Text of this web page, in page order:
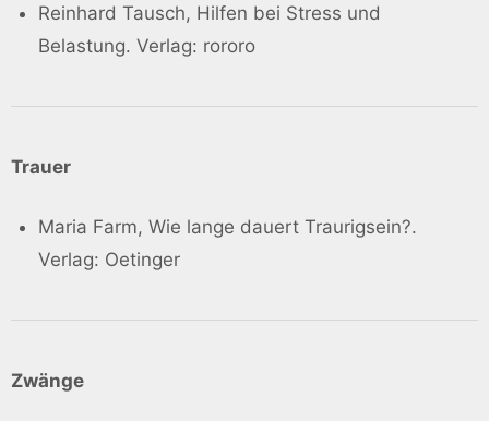
Reinhard Tausch, Hilfen bei Stress und
Belastung. Verlag: rororo
Trauer
Maria Farm, Wie lange dauert Traurigsein?.
Verlag: Oetinger
Zwänge